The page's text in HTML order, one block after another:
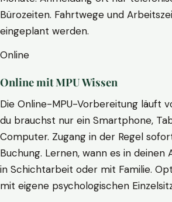
Bürozeiten. Fahrtwege und
eingeplant werden.
Online
Online mit MPU Wissen
Die Online-MPU-Vorbereitung läuft
du brauchst nur ein Smartphone,
Computer. Zugang in der Regel
Buchung. Lernen, wann es in deinen
in Schichtarbeit oder mit Familie.
mit eigene psychologischen